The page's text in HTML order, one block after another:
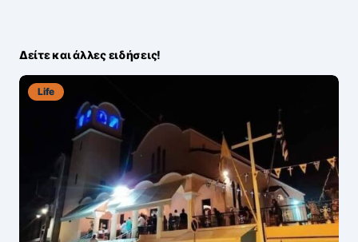
Δείτε και άλλες ειδήσεις!
Life